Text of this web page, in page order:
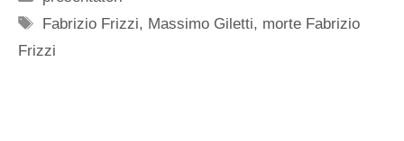
Tag
Fabrizio Frizzi, Massimo Giletti, morte Fabrizio
Frizzi